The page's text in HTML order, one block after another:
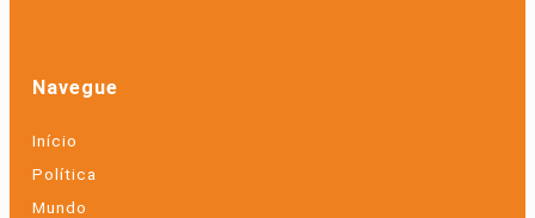
Navegue
Início
Política
Mundo